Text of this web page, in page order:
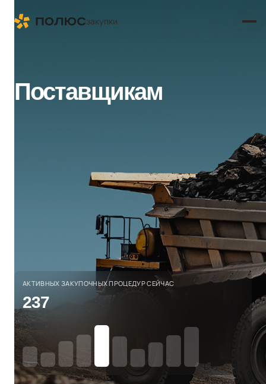
закупки
Поставщикам
АКТИВНЫХ ЗАКУПОЧНЫХ ПРОЦЕДУР СЕЙЧАС
237